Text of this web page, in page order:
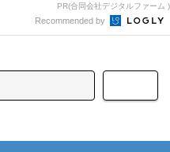
PR(合同会社デジタルファーム )
Recommended by